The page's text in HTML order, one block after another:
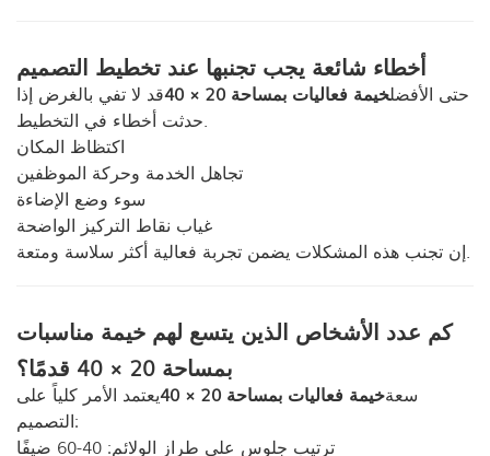
أخطاء شائعة يجب تجنبها عند تخطيط التصميم
حتى الأفضلخيمة فعاليات بمساحة 20 × 40
قد لا تفي بالغرض إذا
حدثت أخطاء في التخطيط.
اكتظاظ المكان
تجاهل الخدمة وحركة الموظفين
سوء وضع الإضاءة
غياب نقاط التركيز الواضحة
إن تجنب هذه المشكلات يضمن تجربة فعالية أكثر سلاسة ومتعة.
كم عدد الأشخاص الذين يتسع لهم خيمة مناسبات
بمساحة 20 × 40 قدمًا؟
سعةخيمة فعاليات بمساحة 20 × 40
يعتمد الأمر كلياً على
التصميم:
ترتيب جلوس على طراز الولائم: 40-60 ضيفًا